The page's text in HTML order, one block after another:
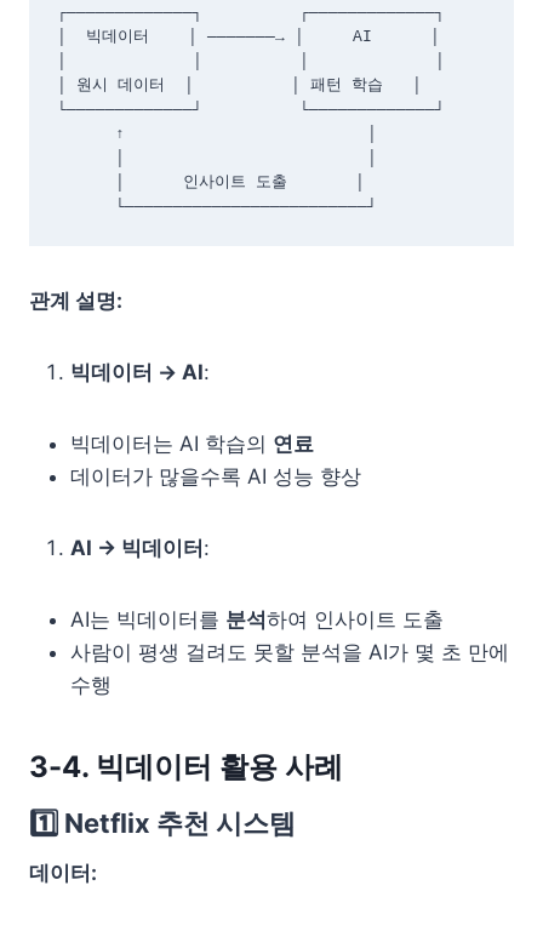
┌─────────────┐          ┌─────────────┐
│  빅데이터    │ ───────→ │     AI      │
│ 원시 데이터  │          │ 패턴 학습   │
└─────────────┘          └─────────────┘
      └─────────────────────────┘
관계 설명:
빅데이터 → AI:
빅데이터는 AI 학습의 연료
데이터가 많을수록 AI 성능 향상
AI → 빅데이터 :
AI는 빅데이터를 분석하여 인사이트 도출
사람이 평생 걸려도 못할 분석을 AI가 몇 초 만에
수행
3-4. 빅데이터 활용 사례
1️⃣ Netflix 추천 시스템
데이터: